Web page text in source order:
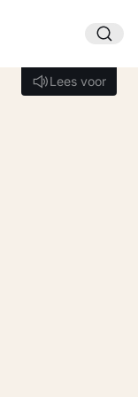
Lees voor
Lees voor